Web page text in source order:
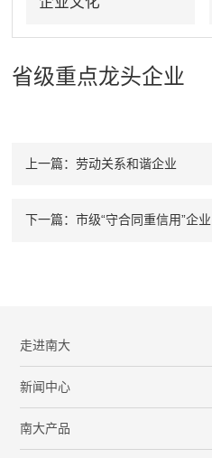
省级重点龙头企业
上一篇：劳动关系和谐企业
下一篇：市级“守合同重信用”企业
走进南大
新闻中心
南大产品